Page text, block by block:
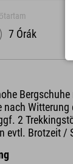
7 Órák
nach
2
evtl. Brotzeit /